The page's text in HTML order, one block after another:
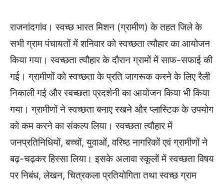
राजनांदगांव। स्वच्छ भारत मिशन (ग्रामीण) के तहत जिले के
सभी ग्राम पंचायतों में शनिवार को स्वच्छता त्यौहार का आयोजन
किया गया। स्वच्छता त्यौहार के दौरान ग्रामों में साफ-सफाई की
गई। ग्रामीणों को स्वच्छता के प्रति जागरूक करने के लिए रैली
निकाली गई और स्वच्छता प्रदर्शनी का आयोजन किया भी किया
गया। ग्रामीणों ने स्वच्छता बनाए रखने और प्लास्टिक के उपयोग
को कम करने का संकल्प लिया। स्वच्छता त्यौहार में
जनप्रतिनिधियों, बच्चों, युवाओं, वरिष्ठ नागरिकों एवं ग्रामीणों ने
बढ़-चढ़कर हिस्सा लिया। इसके अलावा स्कूलों में स्वच्छता विषय
पर निबंध, लेखन, चित्रकला प्रतियोगिता तथा स्वच्छ ग्राम